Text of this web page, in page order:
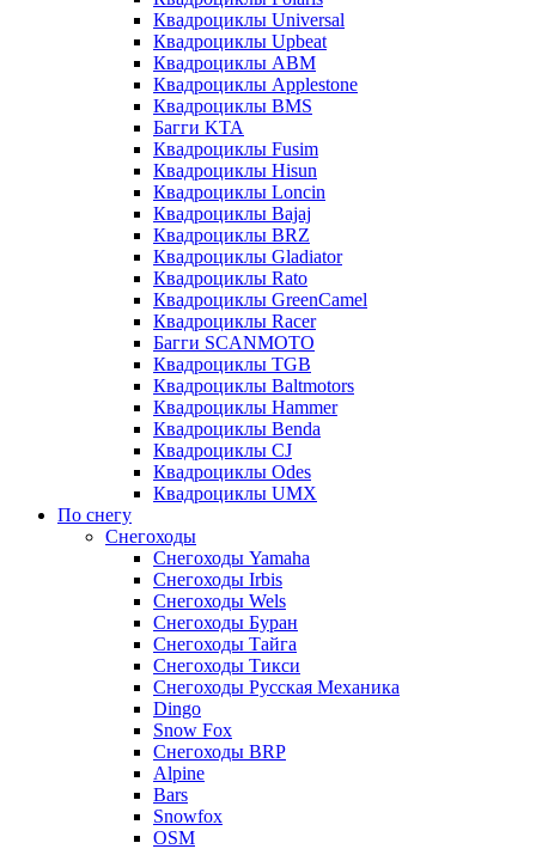
Квадроциклы Universal
Квадроциклы Upbeat
Квадроциклы ABM
Квадроциклы Applestone
Квадроциклы BMS
Багги KTA
Квадроциклы Fusim
Квадроциклы Hisun
Квадроциклы Loncin
Квадроциклы Bajaj
Квадроциклы BRZ
Квадроциклы Gladiator
Квадроциклы Rato
Квадроциклы GreenCamel
Квадроциклы Racer
Багги SCANMOTO
Квадроциклы TGB
Квадроциклы Baltmotors
Квадроциклы Hammer
Квадроциклы Benda
Квадроциклы CJ
Квадроциклы Odes
Квадроциклы UMX
По снегу
Снегоходы
Снегоходы Yamaha
Снегоходы Irbis
Снегоходы Wels
Снегоходы Буран
Снегоходы Тайга
Снегоходы Тикси
Снегоходы Русская Механика
Dingo
Snow Fox
Снегоходы BRP
Alpine
Bars
Snowfox
OSM